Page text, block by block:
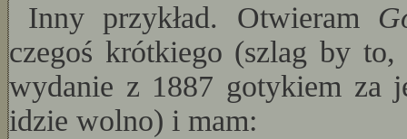
Inny przykład. Otwieram
czegoś krótkiego (szlag by
wydanie z 1887 gotykiem za
idzie wolno) i mam: